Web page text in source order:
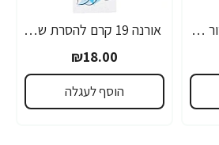
אורנה 19 קרם דפילטור לעור רגיש 80 גרם
אורנה 19 קרם להסרת שיער לקו הביקיני 90 מ"ל
₪18.00
הוסף לעגלה